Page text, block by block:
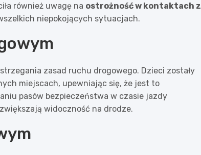
również uwagę na ostrożność w kontaktach z
niepokojących sytuacjach.
zasad ruchu drogowego. Dzieci zostały
miejscach, upewniając się, że jest to
pasów bezpieczeństwa w czasie jazdy
widoczność na drodze.